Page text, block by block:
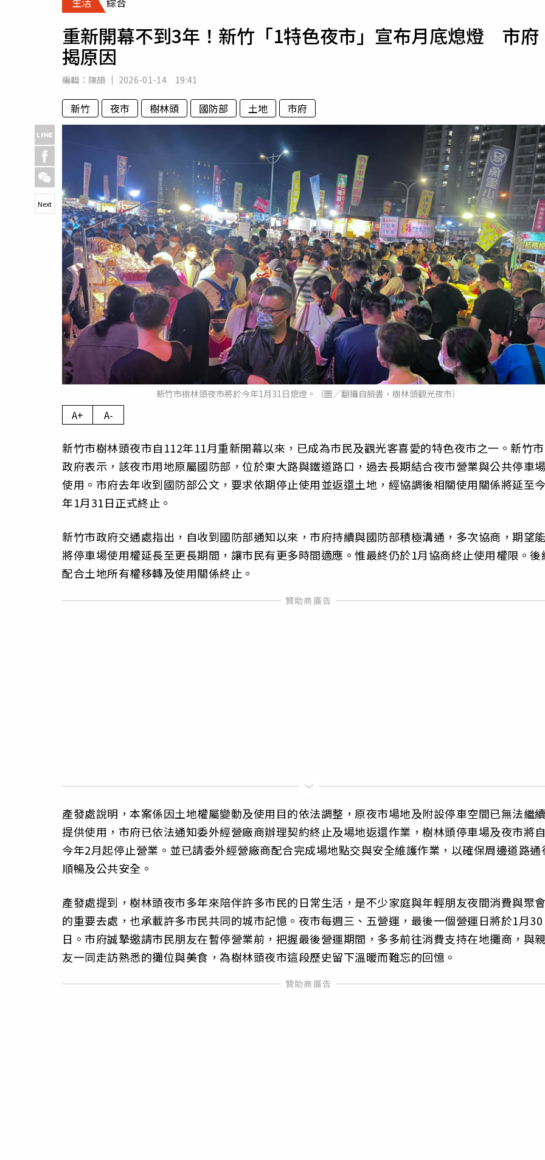
專欄
運勢
重新開幕不到3年！新竹「1特色夜市」宣布月底熄燈 市府
揭原因
編輯： 陳頡 2026-01-14 19:41
新竹 夜市 樹林頭 國防部 土地 市府
新竹市樹林頭夜市將於今年1月31日熄燈。（圖／翻攝自臉書，樹林頭觀光夜市）
Next
A+ A-
新竹市樹林頭夜市自112年11月重新開幕以來，已成為市民及觀光客喜愛的特色夜市之一。新竹市
政府表示，該夜市用地原屬國防部，位於東大路與鐵道路口，過去長期結合夜市營業與公共停車
使用。市府去年收到國防部公文，要求依期停止使用並返還土地，經協調後相關使用關係將延至
年1月31日正式終止。
新竹市政府交通處指出，自收到國防部通知以來，市府持續與國防部積極溝通，多次協商，期望
將停車場使用權延長至更長期間，讓市民有更多時間適應。惟最終仍於1月協商終止使用權限。後
配合土地所有權移轉及使用關係終止。
產發處說明，本案係因土地權屬變動及使用目的依法調整，原夜市場地及附設停車空間已無法繼
提供使用，市府已依法通知委外經營廠商辦理契約終止及場地返還作業，樹林頭停車場及夜市將
今年2月起停止營業。並已請委外經營廠商配合完成場地點交與安全維護作業，以確保周邊道路通
順暢及公共安全。
產發處提到，樹林頭夜市多年來陪伴許多市民的日常生活，是不少家庭與年輕朋友夜間消費與聚
的重要去處，也承載許多市民共同的城市記憶。夜市每週三、五營運，最後一個營運日將於1月30
日。市府誠摯邀請市民朋友在暫停營業前，把握最後營運期間，多多前往消費支持在地攤商，與
友一同走訪熟悉的攤位與美食，為樹林頭夜市這段歷史留下溫暖而難忘的回憶。